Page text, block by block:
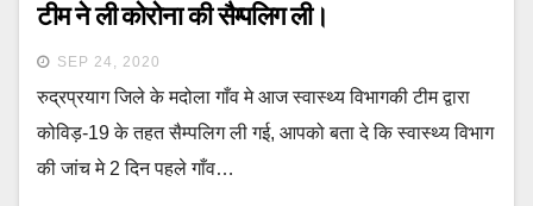
टीम ने ली कोरोना की सैम्पलिग ली।
SEP 24, 2020
रुद्रप्रयाग जिले के मदोला गाँव मे आज स्वास्थ्य विभागकी टीम द्वारा
कोविड़-19 के तहत सैम्पलिग ली गई, आपको बता दे कि स्वास्थ्य विभाग
की जांच मे 2 दिन पहले गाँव…